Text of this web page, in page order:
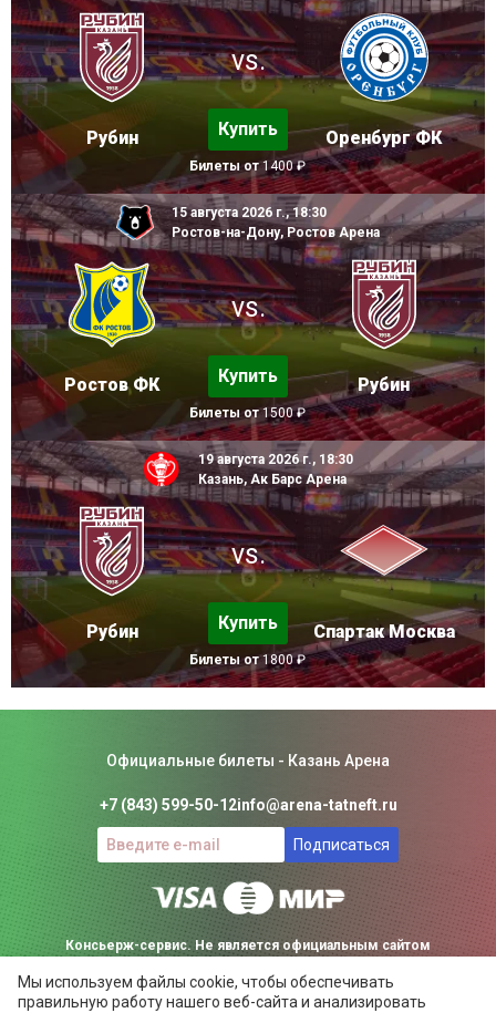
Рубин
vs.
Купить
Билеты от1400 ₽
Оренбург ФК
15 августа 2026 г., 18:30
Ростов-на-Дону, Ростов Арена
Ростов ФК
vs.
Купить
Билеты от1500 ₽
Рубин
19 августа 2026 г., 18:30
Казань, Ак Барс Арена
Рубин
vs.
Купить
Билеты от1800 ₽
Спартак Москва
Официальные билеты - Казань Арена
+7 (843) 599-50-12info@arena-tatneft.ru
Подписаться
Консьерж-сервис. Не является официальным сайтом
Положение об общих правилах
Мы используем файлы cookie, чтобы обеспечивать
правильную работу нашего веб-сайта и анализировать
сетевой трафик.